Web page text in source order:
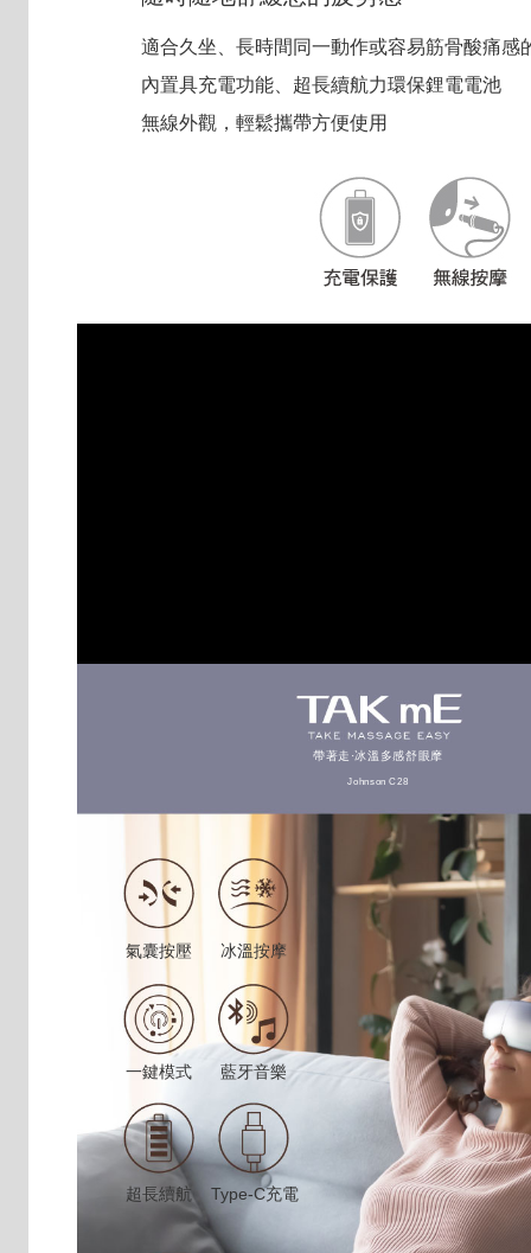
適合久坐、長時間同一動作或容易筋骨酸痛感
內置具充電功能、超長續航力環保鋰電電池
無線外觀，輕鬆攜帶方便使用
帶著走·冰溫多感舒眼摩
Johnson C28
氣囊按壓 冰溫按摩
一鍵模式 藍牙音樂
超長續航 Type-C充電